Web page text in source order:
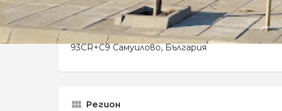
Leaflet
93CR+C9 Самуилово, България
Регион